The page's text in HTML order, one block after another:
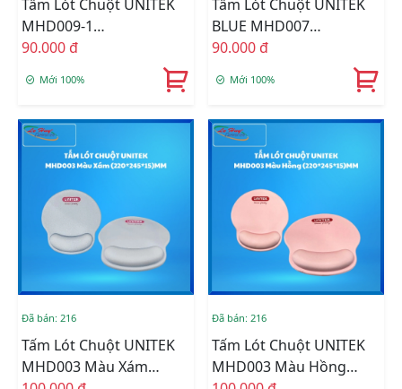
Tấm Lót Chuột UNITEK
MHD009-1
(220*245*15)MM
90.000 đ
Mới 100%
Tấm Lót Chuột UNITEK
BLUE MHD007
(220*245*15)MM
90.000 đ
Mới 100%
Đã bán: 216
Tấm Lót Chuột UNITEK
MHD003 Màu Xám
Đã bán: 216
Tấm Lót Chuột UNITEK
MHD003 Màu Hồng